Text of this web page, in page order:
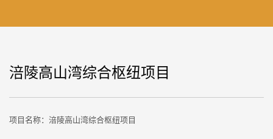
涪陵高山湾综合枢纽项目
项目名称：涪陵高山湾综合枢纽项目